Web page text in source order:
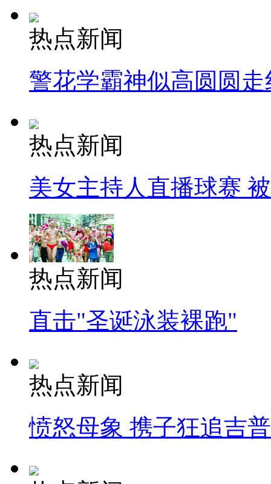
热点新闻
警花学霸神似高圆圆走
热点新闻
美女主持人直播球赛
热点新闻
直击"圣诞泳装裸跑"
热点新闻
愤怒母象 携子狂追吉